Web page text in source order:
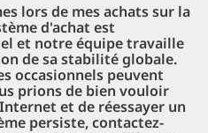
lors de mes achats sur la
d'achat est
et notre équipe travaille
de sa stabilité globale.
occasionnels peuvent
prions de bien vouloir
et de réessayer un
persiste, contactez-